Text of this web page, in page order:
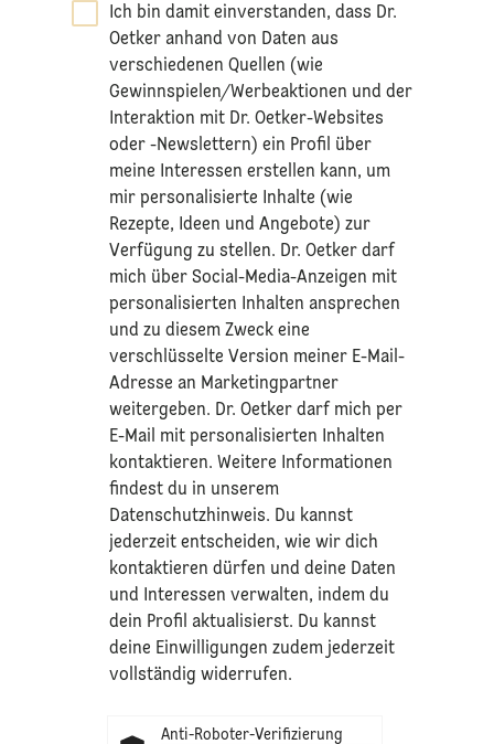
Ich bin damit einverstanden, dass Dr.
Oetker anhand von Daten aus
verschiedenen Quellen (wie
Gewinnspielen/Werbeaktionen und der
Interaktion mit Dr. Oetker-Websites
oder -Newslettern) ein Profil über
meine Interessen erstellen kann, um
mir personalisierte Inhalte (wie
Rezepte, Ideen und Angebote) zur
Verfügung zu stellen. Dr. Oetker darf
mich über Social-Media-Anzeigen mit
personalisierten Inhalten ansprechen
und zu diesem Zweck eine
verschlüsselte Version meiner E-Mail-
Adresse an Marketingpartner
weitergeben. Dr. Oetker darf mich per
E-Mail mit personalisierten Inhalten
kontaktieren. Weitere Informationen
findest du in unserem
Datenschutzhinweis. Du kannst
jederzeit entscheiden, wie wir dich
kontaktieren dürfen und deine Daten
und Interessen verwalten, indem du
dein Profil aktualisierst. Du kannst
deine Einwilligungen zudem jederzeit
vollständig widerrufen.
Anti-Roboter-Verifizierung